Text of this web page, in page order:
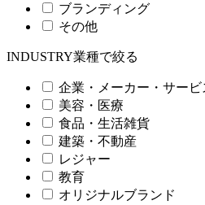
ブランディング
その他
INDUSTRY業種で絞る
企業・メーカー・サービ
美容・医療
食品・生活雑貨
建築・不動産
レジャー
教育
オリジナルブランド